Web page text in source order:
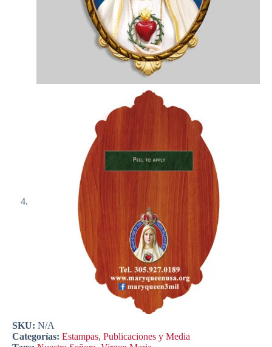
SKU: N/A
Categorías: Estampas, Publicaciones y Media